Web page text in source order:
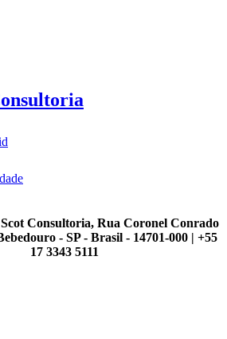
Consultoria, Rua Coronel Conrado
- SP - Brasil - 14701-000 | +55
17 3343 5111